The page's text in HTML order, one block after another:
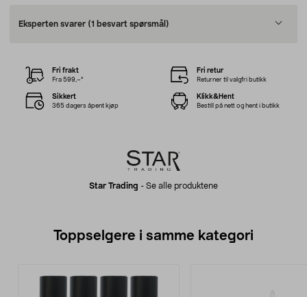
Eksperten svarer (1 besvart spørsmål)
Star Trading - Se alle produktene
Fri frakt
Fra 599,–*
Fri retur
Returner til valgfri butikk
Sikkert
365 dagers åpent kjøp
Klikk&Hent
Bestill på nett og hent i butikk
Toppselgere i samme kategori